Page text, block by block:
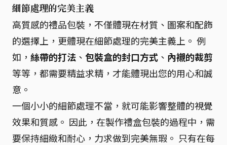
細節處理的完美主義
高質感的禮品包裝，不僅體現在材質、圖案和配飾
的選擇上，更體現在細節處理的完美主義上。 例
如， 絲帶的打法 、 包裝盒的封口方式 、 內襯的裁剪
等等，都需要精益求精，才能體現出您的用心和誠
意。
一個小小的細節處理不當，就可能影響整體的視覺
效果和質感。 因此，在製作禮盒包裝的過程中，需
要保持細緻和耐心，力求做到完美無瑕。 只有在每